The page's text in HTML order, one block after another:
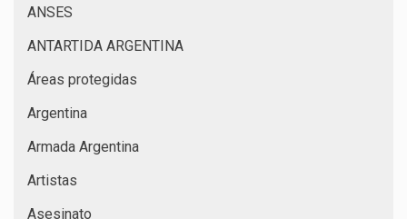
ANSES
ANTARTIDA ARGENTINA
Áreas protegidas
Argentina
Armada Argentina
Artistas
Asesinato